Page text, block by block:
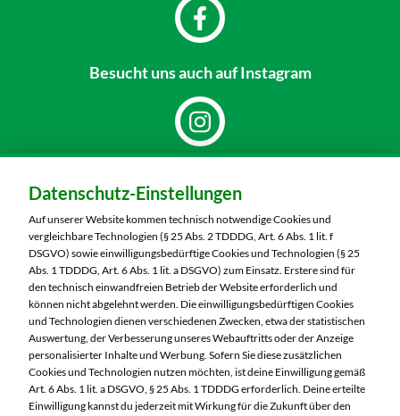
Besucht unsauch auf Instagram
MARKTKAUF Hof
Schleizer Straße 49
95028 Hof
Telefon:09281 7186
Markt ändern
Öffnungszeiten diese Woche:
Mo:
07:00 – 20:00 Uhr
Di:
07:00 – 20:00 Uhr
Datenschutz-Einstellungen
Auf unserer Website kommen technisch notwendige Cookies und
vergleichbare Technologien (§ 25 Abs. 2 TDDDG, Art. 6 Abs. 1 lit. f
DSGVO) sowie einwilligungsbedürftige Cookies und Technologien (§ 25
Abs. 1 TDDDG, Art. 6 Abs. 1 lit. a DSGVO) zum Einsatz. Erstere sind für
den technisch einwandfreien Betrieb der Website erforderlich und
können nicht abgelehnt werden. Die einwilligungsbedürftigen Cookies
und Technologien dienen verschiedenen Zwecken, etwa der statistischen
Auswertung, der Verbesserung unseres Webauftritts oder der Anzeige
personalisierter Inhalte und Werbung. Sofern Sie diese zusätzlichen
Cookies und Technologien nutzen möchten, ist deine Einwilligung gemäß
Art. 6 Abs. 1 lit. a DSGVO, § 25 Abs. 1 TDDDG erforderlich. Deine erteilte
Einwilligung kannst du jederzeit mit Wirkung für die Zukunft über den